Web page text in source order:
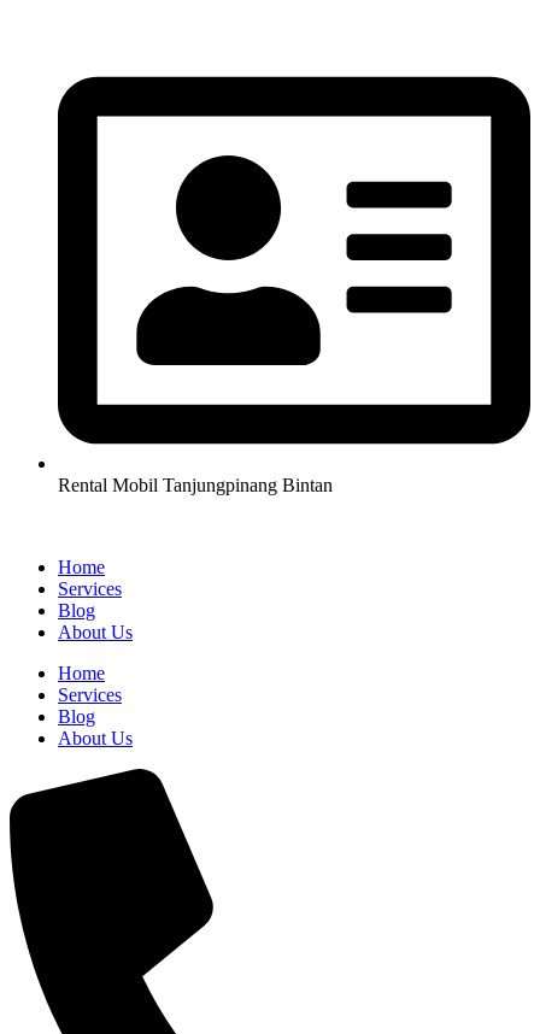
Rental Mobil Tanjungpinang Bintan
Home
Services
Blog
About Us
Home
Services
Blog
About Us